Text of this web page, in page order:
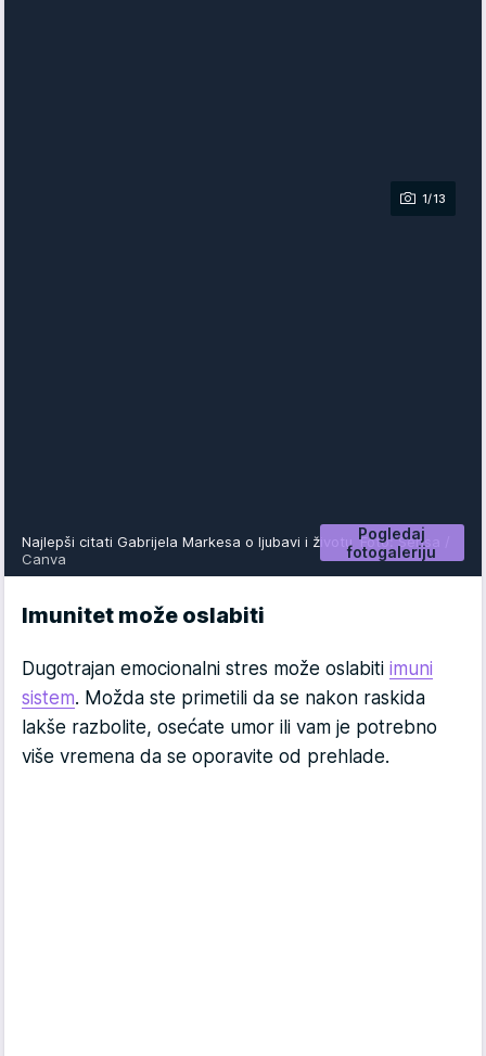
1/13
Pogledaj
fotogaleriju
Najlepši citati Gabrijela Markesa o ljubavi i životuFoto: Sensa /
Canva
Imunitet može oslabiti
Dugotrajan emocionalni stres može oslabiti imuni
sistem. Možda ste primetili da se nakon raskida
lakše razbolite, osećate umor ili vam je potrebno
više vremena da se oporavite od prehlade.